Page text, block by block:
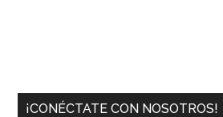
¡CONÉCTATE CON NOSOTROS!